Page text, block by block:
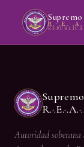
Supremo
Autoridad